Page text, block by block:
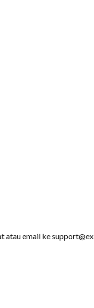
atau email ke